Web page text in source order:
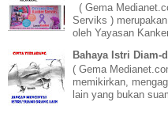
( Gema
Serviks )
oleh Yayasan
Bahaya Istri Diam-
( Gema
memikirkan,
lain yang bukan